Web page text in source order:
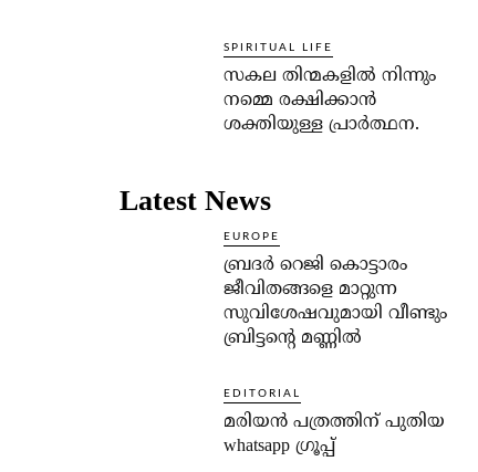
SPIRITUAL LIFE
സകല തിന്മകളില്‍ നിന്നും
നമ്മെ രക്ഷിക്കാന്‍
ശക്തിയുള്ള പ്രാര്‍ത്ഥന.
Latest News
EUROPE
ബ്രദർ റെജി കൊട്ടാരം
ജീവിതങ്ങളെ മാറ്റുന്ന
സുവിശേഷവുമായി വീണ്ടും
ബ്രിട്ടന്റെ മണ്ണിൽ
EDITORIAL
മരിയൻ പത്രത്തിന് പുതിയ
whatsapp ഗ്രൂപ്പ്